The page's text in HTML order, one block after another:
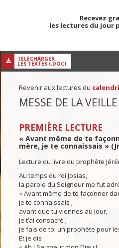
Recevez
les lectures du jour
TÉLÉCHARGER
LES TEXTES (.DOC)
Revenir aux lectures du
MESSE DE LA
PREMIÈRE LECTURE
« Avant même de te
mère, je te connaissais »
Lecture du livre du prophète
Au temps du roi Josias,
la parole du Seigneur me fut
« Avant même de te façonner
je te connaissais ;
avant que tu viennes au jour,
je t’ai consacré ;
je fais de toi un prophète pour
Et je dis :